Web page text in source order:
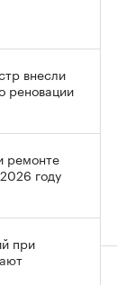
внесли
реновации
ремонте
году
при